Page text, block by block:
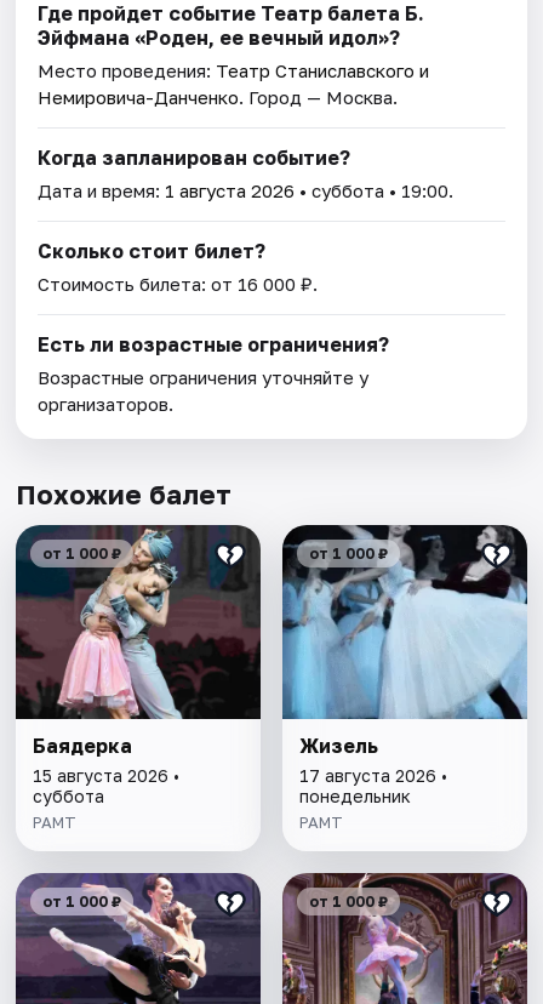
Где пройдет событие Театр балета Б.
Эйфмана «Роден, ее вечный идол»?
Место проведения: Театр Станиславского и
Немировича-Данченко. Город — Москва.
Когда запланирован событие?
Дата и время: 1 августа 2026 • суббота • 19:00.
Сколько стоит билет?
Стоимость билета: от 16 000 ₽.
Есть ли возрастные ограничения?
Возрастные ограничения уточняйте у
организаторов.
Похожие балет
от 1 000 ₽
Баядерка
15 августа 2026 •
суббота
РАМТ
от 1 000 ₽
Жизель
17 августа 2026 •
понедельник
РАМТ
от 1 000 ₽ от 1 000 ₽